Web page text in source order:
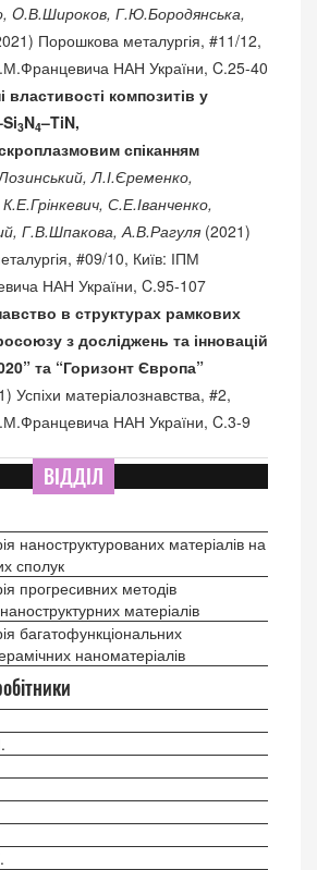
O.В.Широков, Г.Ю.Бородянська,
Порошкова металургія, #11/12,
НАН України, C.25-40
властивості композитів у
3N4–TiN,
спіканням
Л.І.Єременко,
С.Е.Іванченко,
Г.В.Шпакова, А.В.Рагуля (2021)
#09/10, Київ: ІПМ
НАН України, C.95-107
в структурах рамкових
з досліджень та інновацій
та “Горизонт Європа”
Успіхи матеріалознавства, #2,
НАН України, C.3-9
ВІДДІЛ
наноструктурованих матеріалів на
сполук
прогресивних методів
матеріалів
багатофункціональних
наноматеріалів